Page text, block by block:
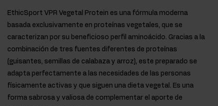
EthicSport VPR Vegetal Protein es una fórmula moderna
basada exclusivamente en proteínas vegetales, que se
caracterizan por su beneficioso perfil aminoácido. Gracias a la
combinación de tres fuentes diferentes de proteínas
(guisantes, semillas de calabaza y arroz), este preparado se
adapta perfectamente a las necesidades de las personas
físicamente activas y que siguen una dieta vegetal. Es una
forma sabrosa y valiosa de complementar el aporte de